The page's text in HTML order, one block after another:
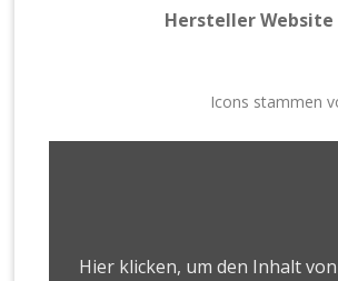
Hersteller Website
Icons stammen
Hier klicken, um den Inhalt